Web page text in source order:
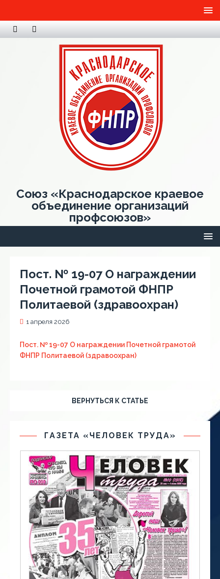
Союз «Краснодарское краевое
объединение организаций
профсоюзов»
Пост. № 19-07 О награждении
Почетной грамотой ФНПР
Политаевой (здравоохран)
1 апреля 2026
Пост. № 19-07 О награждении Почетной грамотой
ФНПР Политаевой (здравоохран)
ВЕРНУТЬСЯ К СТАТЬЕ
ГАЗЕТА «ЧЕЛОВЕК ТРУДА»